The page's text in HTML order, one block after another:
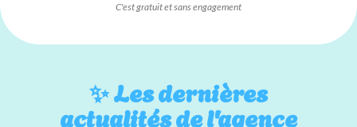
C'est gratuit et sans engagement
✨Les dernières
actualités de l'agence